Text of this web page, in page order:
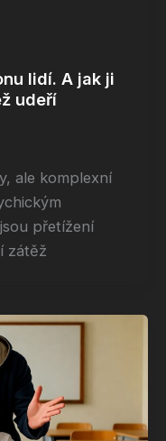
lidí. A jak ji
udeří
ale komplexní
přetížení
zátěž